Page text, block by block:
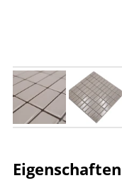
Eigenschaften